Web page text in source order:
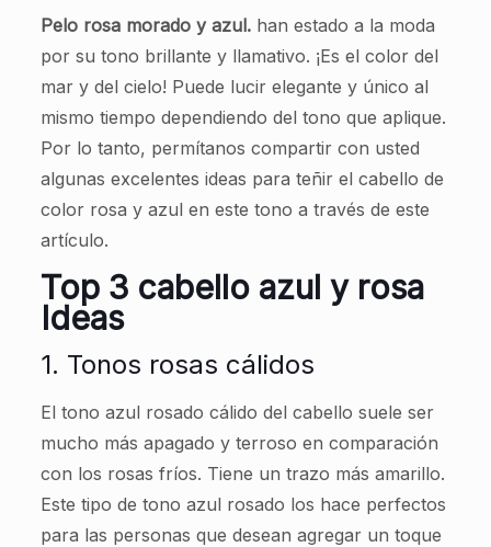
Pelo rosa morado y azul.han estado a la moda
por su tono brillante y llamativo. ¡Es el color del
mar y del cielo! Puede lucir elegante y único al
mismo tiempo dependiendo del tono que aplique.
Por lo tanto, permítanos compartir con usted
algunas excelentes ideas para teñir el cabello de
color rosa y azul en este tono a través de este
artículo.
Top 3 cabello azul y rosa
Ideas
1. Tonos rosas cálidos
El tono azul rosado cálido del cabello suele ser
mucho más apagado y terroso en comparación
con los rosas fríos. Tiene un trazo más amarillo.
Este tipo de tono azul rosado los hace perfectos
para las personas que desean agregar un toque